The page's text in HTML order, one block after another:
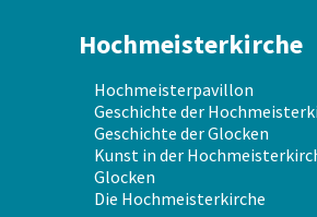
Hochmeisterkirche
Hochmeisterpavillon
Geschichte der
Geschichte der Glocken
Kunst in der
Glocken
Die Hochmeisterkirche